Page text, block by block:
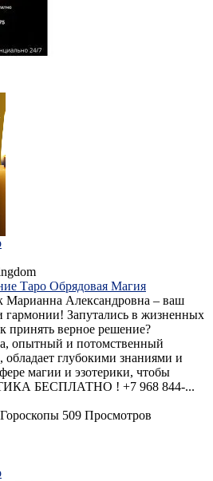
Таро Обрядовая Магия
Марианна Александровна – ваш
Запутались в жизненных
принять верное решение?
опытный и потомственный
обладает глубокими знаниями и
магии и эзотерики, чтобы
БЕСПЛАТНО ! +7 968 844‑...
509 Просмотров